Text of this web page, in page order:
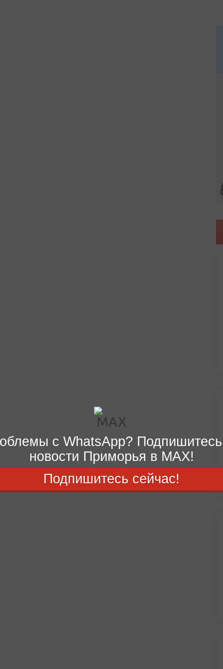
с WhatsApp?
новости Приморья в MAX!
Подпишитесь сейчас!